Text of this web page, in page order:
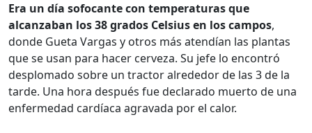
Era un día sofocante con temperaturas que
alcanzaban los 38 grados Celsius en los campos,
donde Gueta Vargas y otros más atendían las plantas
que se usan para hacer cerveza. Su jefe lo encontró
desplomado sobre un tractor alrededor de las 3 de la
tarde. Una hora después fue declarado muerto de una
enfermedad cardíaca agravada por el calor.